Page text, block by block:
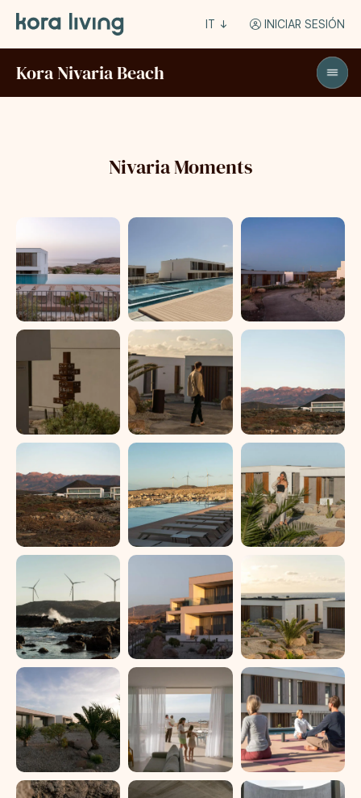
IT INICIAR SESIÓN
Kora Nivaria Beach
Nivaria Moments